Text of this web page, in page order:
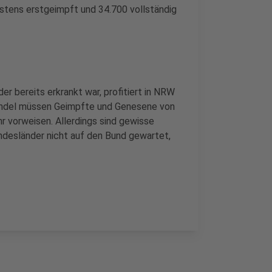
erstgeimpft und 34.700 vollständig
bereits erkrankt war, profitiert in NRW
müssen Geimpfte und Genesene von
vorweisen. Allerdings sind gewisse
nicht auf den Bund gewartet,